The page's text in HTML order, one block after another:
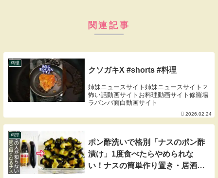
関連記事
料理
クソガキX #shorts #料理
姉妹ニュースサイト姉妹ニュースサイト２
怖い話動画サイトお料理動画サイト修羅場
ラバンバ面白動画サイト
2026.02.24
料理
ポン酢洗いで格別「ナスのポン酢
漬け」1度食べたらやめられな
い！ナスの簡単作り置き・居酒屋